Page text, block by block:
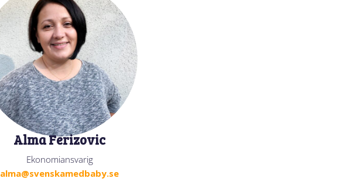
Alma Ferizovic
Ekonomiansvarig
alma@svenskamedbaby.se